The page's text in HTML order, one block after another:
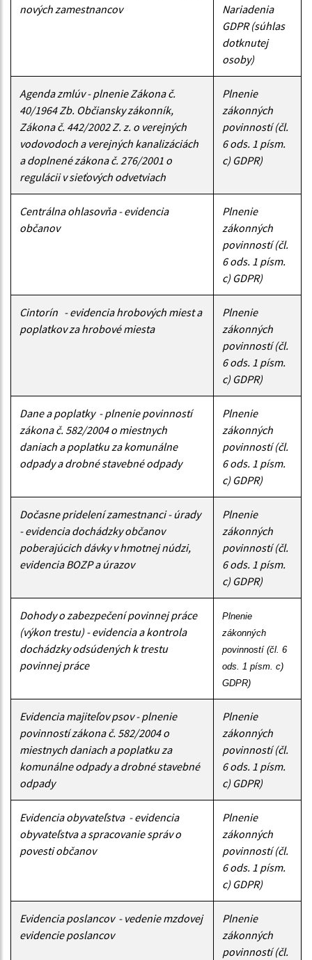
nových zamestnancov
Nariadenia
GDPR (súhlas
dotknutej
osoby)
Agenda zmlúv - plnenie Zákona č.
40/1964 Zb. Občiansky zákonník,
Zákona č. 442/2002 Z. z. o verejných
vodovodoch a verejných kanalizáciách
a doplnené zákona č. 276/2001 o
regulácii v sieťových odvetviach
Plnenie
zákonných
povinností (čl.
6 ods. 1 písm.
c) GDPR)
Centrálna ohlasovňa - evidencia
občanov
Plnenie
zákonných
povinností (čl.
6 ods. 1 písm.
c) GDPR)
Cintorín - evidencia hrobových miest a
poplatkov za hrobové miesta
Plnenie
zákonných
povinností (čl.
6 ods. 1 písm.
c) GDPR)
Dane a poplatky - plnenie povinností
zákona č. 582/2004 o miestnych
daniach a poplatku za komunálne
odpady a drobné stavebné odpady
Plnenie
zákonných
povinností (čl.
6 ods. 1 písm.
c) GDPR)
Dočasne pridelení zamestnanci - úrady
- evidencia dochádzky občanov
poberajúcich dávky v hmotnej núdzi,
evidencia BOZP a úrazov
Plnenie
zákonných
povinností (čl.
6 ods. 1 písm.
c) GDPR)
Dohody o zabezpečení povinnej práce
(výkon trestu) - evidencia a kontrola
dochádzky odsúdených k trestu
povinnej práce
Plnenie
zákonných
povinností (čl. 6
ods. 1 písm. c)
GDPR)
Evidencia majiteľov psov - plnenie
povinností zákona č. 582/2004 o
miestnych daniach a poplatku za
komunálne odpady a drobné stavebné
odpady
Plnenie
zákonných
povinností (čl.
6 ods. 1 písm.
c) GDPR)
Evidencia obyvateľstva - evidencia
obyvateľstva a spracovanie správ o
povesti občanov
Plnenie
zákonných
povinností (čl.
6 ods. 1 písm.
c) GDPR)
Evidencia poslancov - vedenie mzdovej
evidencie poslancov
Plnenie
zákonných
povinností (čl.